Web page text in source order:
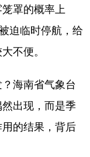
罩的概率上
迫临时停航，给
不便。
海南省气象台
出现，而是季
的结果，背后